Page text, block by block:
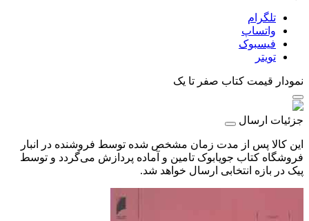
تلگرام
واتساپ
فیسبوک
تویتر
نمودار قیمت کتاب صفر تا یک
جزئیات ارسال
این کالا پس از مدت زمان مشخص شده توسط فروشنده در انبار
فروشگاه کتاب جویابوک تامین و آماده پردازش می‌گردد و توسط
پیک در بازه انتخابی ارسال خواهد شد.